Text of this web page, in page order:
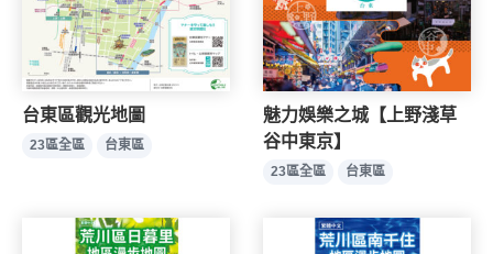
台東區觀光地圖
23區全區 台東區
魅力娛樂之城【上野淺草
谷中東京】
23區全區 台東區